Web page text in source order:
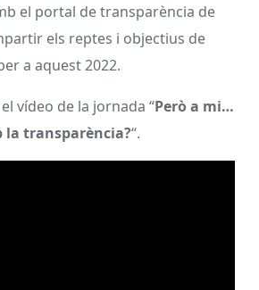
el portal de transparència de
els reptes i objectius de
a aquest 2022.
vídeo de la jornada “Però a mi…
la transparència?“.